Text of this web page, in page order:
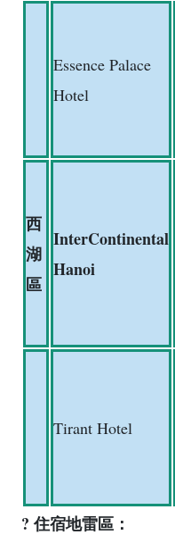
Essence Palace
Hotel
西
湖
區
InterContinental
Hanoi
Tirant Hotel
? 住宿地雷區：